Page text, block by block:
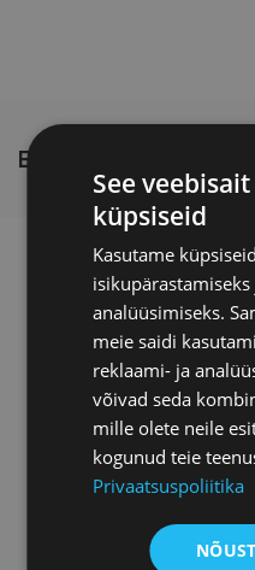
ESINEJAD
Siiri
ja
nii
See
küpsiseid
Kasutame
analüüsimiseks.
meie saidi
reklaami- ja
võivad seda
mille olete neile
kogunud teie
Privaatsuspoliitika